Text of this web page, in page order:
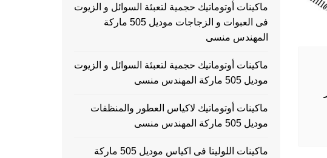
ماكينات أوتوماتيك حجمية لتعبئة السوائل و الزيوت
فى العبوات و الزجاجات موديل 505 ماركة
المهندس منسى
ماكينات أوتوماتيك حجمية لتعبئة السوائل و الزيوت
موديل 505 ماركة المهندس منسى
ماكينات أوتوماتيك لاكياس العطور والمنظفات
موديل 505 ماركة المهندس منسى
ماكينات اللوليتا فى اكياس موديل 505 ماركة